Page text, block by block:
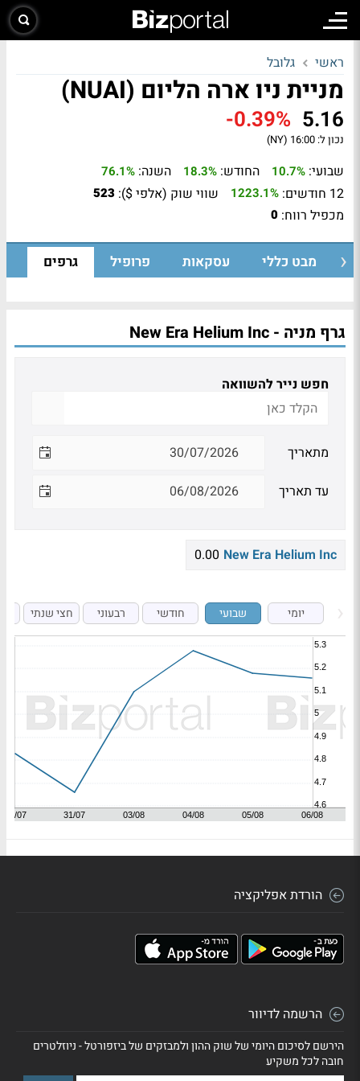
ראשי גלובל
מניית ניו ארה הליום (NUAI)
5.16
-0.39%
נכון ל: 16:00 (NY)
שבועי: 10.7% החודש: 18.3% השנה: 76.1%
12 חודשים: 1223.1% שווי שוק (אלפי $): 523
מכפיל רווח: 0
מבט כללי עסקאות פרופיל גרפים
גרף מניה - New Era Helium Inc
חפש נייר להשוואה
מתאריך
עד תאריך
New Era Helium Inc
0.00
יומי שבועי חודשי רבעוני חצי שנתי
הורדת אפליקציה
הרשמה לדיוור
הירשם לסיכום היומי של שוק ההון ולמבזקים של ביזפורטל - ניוזלטרים
חובה לכל משקיע